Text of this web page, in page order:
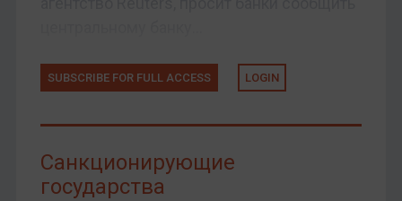
SUBSCRIBE FOR FULL ACCESS LOGIN
Санкционирующие
государства